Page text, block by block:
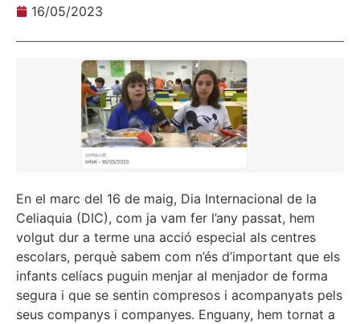
16/05/2023
En el marc del 16 de maig, Dia Internacional de la
Celiaquia (DIC), com ja vam fer l’any passat, hem
volgut dur a terme una acció especial als centres
escolars, perquè sabem com n’és d’important que els
infants celíacs puguin menjar al menjador de forma
segura i que se sentin compresos i acompanyats pels
seus companys i companyes. Enguany, hem tornat a